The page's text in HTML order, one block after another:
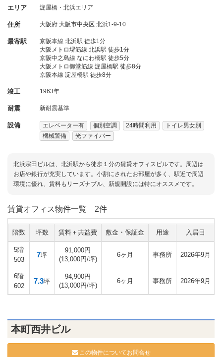
エリア 淀屋橋・北浜エリア
住所 大阪府 大阪市中央区 北浜1-9-10
最寄駅
京阪本線 北浜駅 徒歩1分
大阪メトロ堺筋線 北浜駅 徒歩1分
京阪中之島線 なにわ橋駅 徒歩5分
大阪メトロ御堂筋線 淀屋橋駅 徒歩8分
京阪本線 淀屋橋駅 徒歩8分
竣工 1963年
耐震 新耐震基準
設備 エレベーター有 個別空調 24時間利用
トイレ男女別
機械警備
光ファイバー
北浜宗田ビルは、北浜駅から徒歩１分の賃貸オフィスビルです。周辺は
お店や銀行が充実しています。小割にされたお部屋が多く、駅近で周辺
環境に優れ、賃料もリーズナブル、新規開設には特にオススメです。
賃貸オフィス物件一覧 2件
階数 坪数 賃料＋共益費 敷金・保証金 用途 入居日
5階
503
7坪
91,000円
(13,000円/坪)
6ヶ月 事務所 2026年9月
6階
602
7.3坪
94,900円
(13,000円/坪)
6ヶ月 事務所 2026年9月
本町西井ビル
この物件についてお問合せ